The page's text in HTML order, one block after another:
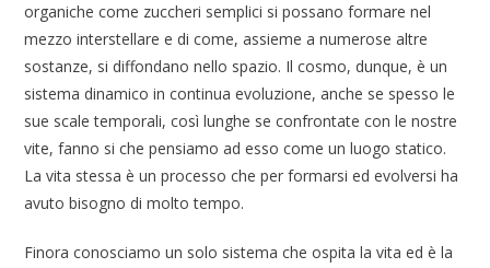
organiche come zuccheri semplici si possano formare nel
mezzo interstellare e di come, assieme a numerose altre
sostanze, si diffondano nello spazio. Il cosmo, dunque, è un
sistema dinamico in continua evoluzione, anche se spesso le
sue scale temporali, così lunghe se confrontate con le nostre
vite, fanno si che pensiamo ad esso come un luogo statico.
La vita stessa è un processo che per formarsi ed evolversi ha
avuto bisogno di molto tempo.
Finora conosciamo un solo sistema che ospita la vita ed è la